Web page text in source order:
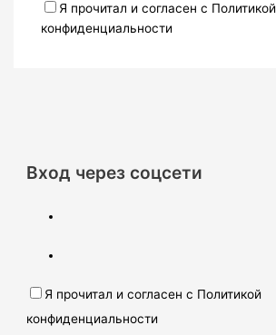
Я прочитал и согласен с Политикой
конфиденциальности
Вход через соцсети
Я прочитал и согласен с Политикой
конфиденциальности